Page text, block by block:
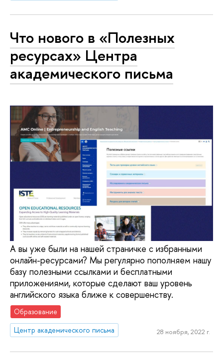
Что нового в «Полезных
ресурсах» Центра
академического письма
А вы уже были на нашей страничке с избранными
онлайн-ресурсами? Мы регулярно пополняем нашу
базу полезными ссылками и бесплатными
приложениями, которые сделают ваш уровень
английского языка ближе к совершенству.
Образование
Центр академического письма
28 ноября, 2022 г.